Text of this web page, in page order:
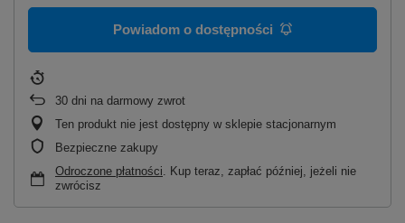
Powiadom o dostępności
30 dni na darmowy zwrot
Ten produkt nie jest dostępny w sklepie stacjonarnym
Bezpieczne zakupy
Odroczone płatności . Kup teraz, zapłać później, jeżeli nie
zwrócisz